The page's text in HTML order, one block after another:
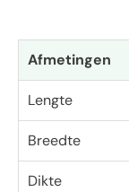
Afmetingen
Lengte
Breedte
Dikte